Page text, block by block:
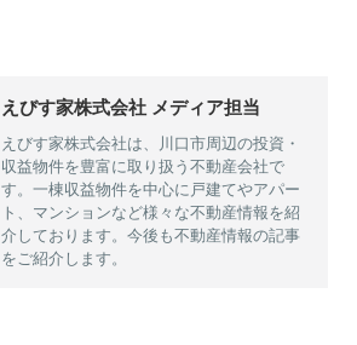
えびす家株式会社 メディア担当
えびす家株式会社は、川口市周辺の投資・
収益物件を豊富に取り扱う不動産会社で
す。一棟収益物件を中心に戸建てやアパー
ト、マンションなど様々な不動産情報を紹
介しております。今後も不動産情報の記事
をご紹介します。